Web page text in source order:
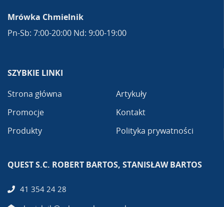
Mrówka Chmielnik
Pn-Sb: 7:00-20:00 Nd: 9:00-19:00
SZYBKIE LINKI
Strona główna
Promocje
Produkty
Artykuły
Kontakt
Polityka prywatności
QUEST S.C. ROBERT BARTOS, STANISŁAW BARTOS
41 354 24 28